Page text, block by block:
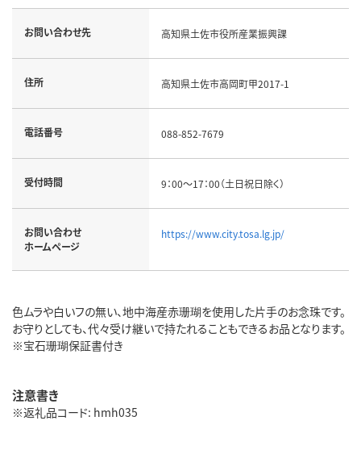
お問い合わせ先 高知県土佐市役所産業振興課
住所 高知県土佐市高岡町甲2017-1
電話番号 088-852-7679
受付時間 9：00～17：00（土日祝日除く）
お問い合わせ
ホームページ
https://www.city.tosa.lg.jp/
色ムラや白いフの無い、地中海産赤珊瑚を使用した片手のお念珠です。
お守りとしても、代々受け継いで持たれることもできるお品となります。
※宝石珊瑚保証書付き
注意書き
※返礼品コード: hmh035